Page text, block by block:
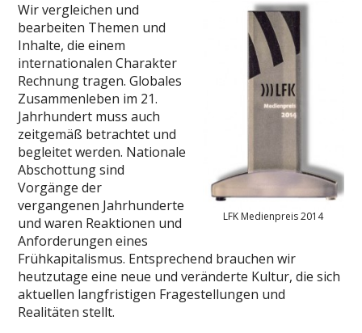
LFK Medienpreis 2014
Wir vergleichen und
bearbeiten Themen und
Inhalte, die einem
internationalen Charakter
Rechnung tragen. Globales
Zusammenleben im 21.
Jahrhundert muss auch
zeitgemäß betrachtet und
begleitet werden. Nationale
Abschottung sind
Vorgänge der
vergangenen Jahrhunderte
und waren Reaktionen und
Anforderungen eines
Frühkapitalismus. Entsprechend brauchen wir
heutzutage eine neue und veränderte Kultur, die sich
aktuellen langfristigen Fragestellungen und
Realitäten stellt.